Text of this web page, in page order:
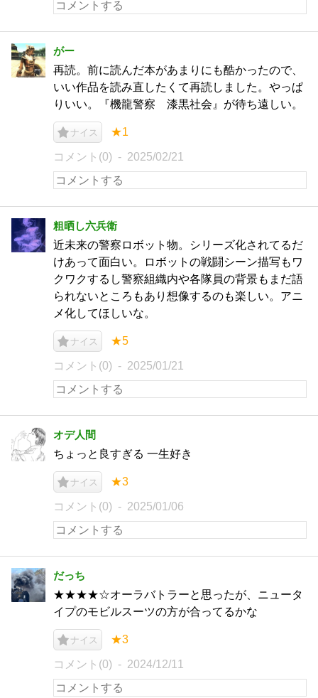
がー
再読。前に読んだ本があまりにも酷かったので、
いい作品を読み直したくて再読しました。やっぱ
りいい。『機龍警察 漆黒社会』が待ち遠しい。
ナイス ★1
コメント(0) 2025/02/21
粗晒し六兵衛
近未来の警察ロボット物。シリーズ化されてるだ
けあって面白い。ロボットの戦闘シーン描写もワ
クワクするし警察組織内や各隊員の背景もまだ語
られないところもあり想像するのも楽しい。アニ
メ化してほしいな。
ナイス ★5
コメント(0) 2025/01/21
オデ人間
ちょっと良すぎる 一生好き
ナイス ★3
コメント(0) 2025/01/06
だっち
★★★★☆オーラバトラーと思ったが、ニュータ
イプのモビルスーツの方が合ってるかな
ナイス ★3
コメント(0) 2024/12/11